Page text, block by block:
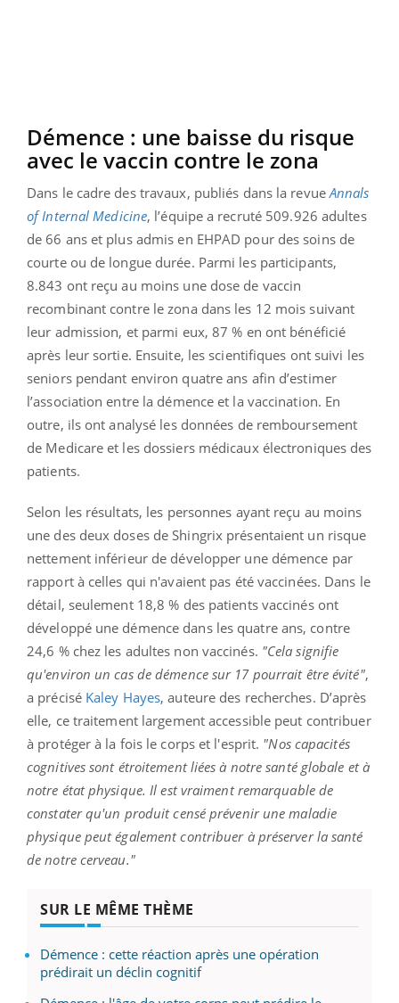
Démence : une baisse du risque
avec le vaccin contre le zona
Dans le cadre des travaux, publiés dans la revue Annals
of Internal Medicine, l’équipe a recruté 509.926 adultes
de 66 ans et plus admis en EHPAD pour des soins de
courte ou de longue durée. Parmi les participants,
8.843 ont reçu au moins une dose de vaccin
recombinant contre le zona dans les 12 mois suivant
leur admission, et parmi eux, 87 % en ont bénéficié
après leur sortie. Ensuite, les scientifiques ont suivi les
seniors pendant environ quatre ans afin d’estimer
l’association entre la démence et la vaccination. En
outre, ils ont analysé les données de remboursement
de Medicare et les dossiers médicaux électroniques des
patients.
Selon les résultats, les personnes ayant reçu au moins
une des deux doses de Shingrix présentaient un risque
nettement inférieur de développer une démence par
rapport à celles qui n'avaient pas été vaccinées. Dans le
détail, seulement 18,8 % des patients vaccinés ont
développé une démence dans les quatre ans, contre
24,6 % chez les adultes non vaccinés. "Cela signifie
qu'environ un cas de démence sur 17 pourrait être évité",
a précisé Kaley Hayes, auteure des recherches. D’après
elle, ce traitement largement accessible peut contribuer
à protéger à la fois le corps et l'esprit. "Nos capacités
cognitives sont étroitement liées à notre santé globale et à
notre état physique. Il est vraiment remarquable de
constater qu'un produit censé prévenir une maladie
physique peut également contribuer à préserver la santé
de notre cerveau."
SUR LE MÊME THÈME
Démence : cette réaction après une opération
prédirait un déclin cognitif